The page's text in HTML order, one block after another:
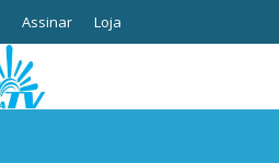
Assinar Loja